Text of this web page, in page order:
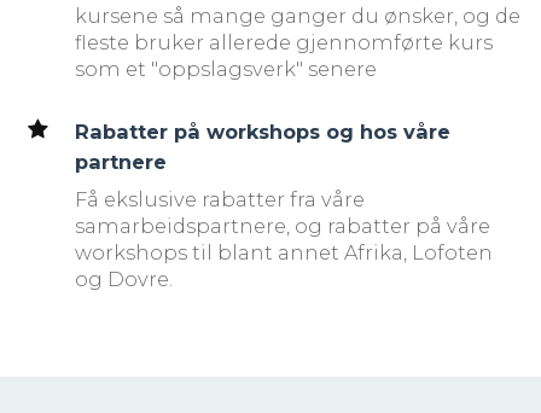
kursene så mange ganger du ønsker, og de
fleste bruker allerede gjennomførte kurs
som et "oppslagsverk" senere
Rabatter på workshops og hos våre
partnere
Få ekslusive rabatter fra våre
samarbeidspartnere, og rabatter på våre
workshops til blant annet Afrika, Lofoten
og Dovre.